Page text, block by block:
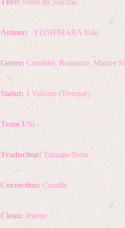
Titre: Sheet no Sukima
Auteur: YOSHIHARA Yuki
Genre: Comédie, Romance, Mature
Statut: 1 Volume (Terminé)
Team US: -
Traduction: Tamago/Nena
Correction: Camille
Clean: Jeanne